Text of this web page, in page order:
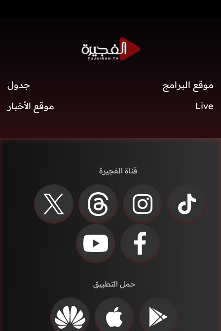
موقع البرامج
جدول
Live
موقع الأخبار
قناة الفجيرة
حمل التطبيق